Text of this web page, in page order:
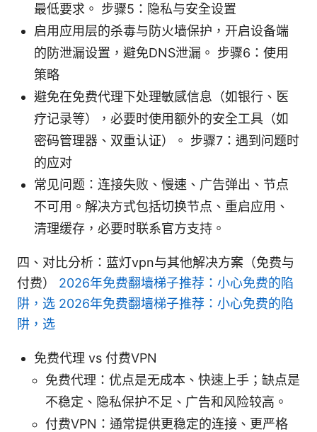
最低要求。 步骤5：隐私与安全设置
启用应用层的杀毒与防火墙保护，开启设备端
的防泄漏设置，避免DNS泄漏。 步骤6：使用
策略
避免在免费代理下处理敏感信息（如银行、医
疗记录等），必要时使用额外的安全工具（如
密码管理器、双重认证）。 步骤7：遇到问题时
的应对
常见问题：连接失败、慢速、广告弹出、节点
不可用。解决方式包括切换节点、重启应用、
清理缓存，必要时联系官方支持。
四、对比分析：蓝灯vpn与其他解决方案（免费与
付费） 2026年免费翻墙梯子推荐：小心免费的陷
阱，选 2026年免费翻墙梯子推荐：小心免费的陷
阱，选
免费代理 vs 付费VPN
免费代理：优点是无成本、快速上手；缺点是
不稳定、隐私保护不足、广告和风险较高。
付费VPN：通常提供更稳定的连接、更严格